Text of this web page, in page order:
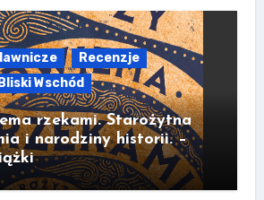
Recenzje
Wschód
rzekami. Starożytna
i narodziny historii. –